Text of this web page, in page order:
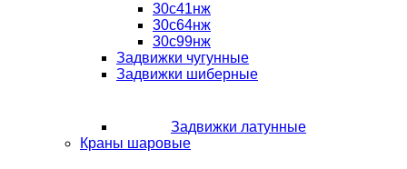
30с41нж
30с64нж
30с99нж
Задвижки чугунные
Задвижки шиберные
Задвижки латунные
Краны шаровые